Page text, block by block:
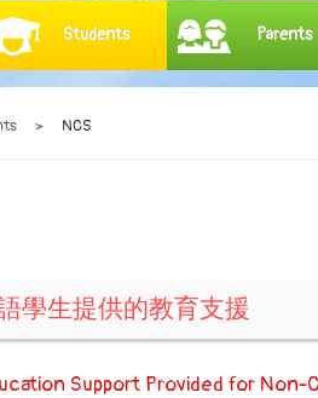
Students Parents
> NCS
學生提供的教育支援
Support Provided for Non-